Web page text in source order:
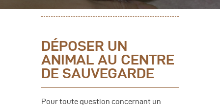
Nous Soutenir
Agenda
Contactez-Nous
DÉPOSER UN
ANIMAL AU CENTRE
DE SAUVEGARDE
Pour toute question concernant un